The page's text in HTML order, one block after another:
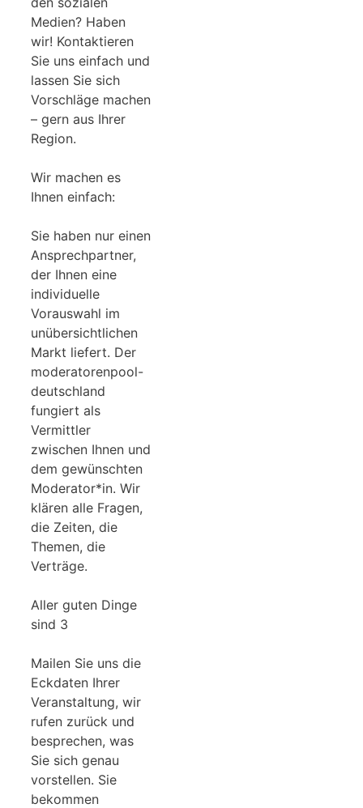
Medien? Haben
wir! Kontaktieren
Sie uns einfach und
lassen Sie sich
Vorschläge machen
– gern aus Ihrer
Region.
Wir machen es
Ihnen einfach:
Sie haben nur einen
Ansprechpartner,
der Ihnen eine
individuelle
Vorauswahl im
unübersichtlichen
Markt liefert. Der
moderatorenpool-
deutschland
fungiert als
Vermittler
zwischen Ihnen und
dem gewünschten
Moderator*in. Wir
klären alle Fragen,
die Zeiten, die
Themen, die
Verträge.
Aller guten Dinge
sind 3
Mailen Sie uns die
Eckdaten Ihrer
Veranstaltung, wir
rufen zurück und
besprechen, was
Sie sich genau
vorstellen. Sie
bekommen